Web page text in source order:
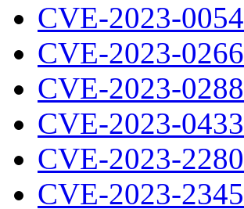
CVE-2023-0054
CVE-2023-0266
CVE-2023-0288
CVE-2023-0433
CVE-2023-
CVE-2023-